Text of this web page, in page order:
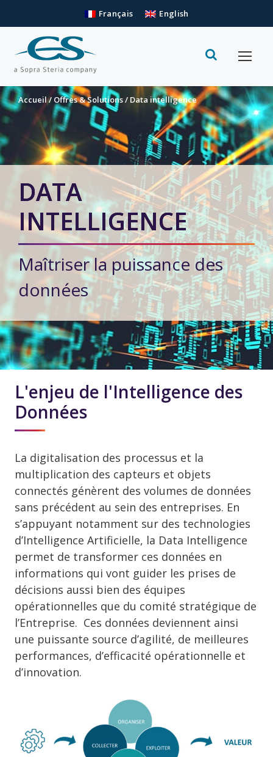
Français English
Accueil/ Offres & Solutions/ Data intelligence
DATA
INTELLIGENCE
Maîtriser la puissance des
données
L'enjeu de l'Intelligence des
Données
La digitalisation des processus et la
multiplication des capteurs et objets
connectés génèrent des volumes de données
sans précédent au sein des entreprises. En
s’appuyant notamment sur des technologies
d’Intelligence Artificielle, la Data Intelligence
permet de transformer ces données en
informations qui vont guider les prises de
décisions aussi bien des équipes
opérationnelles que du comité stratégique de
l’Entreprise. Ces données deviennent ainsi
une puissante source d’agilité, de meilleures
performances, d’efficacité opérationnelle et
d’innovation.